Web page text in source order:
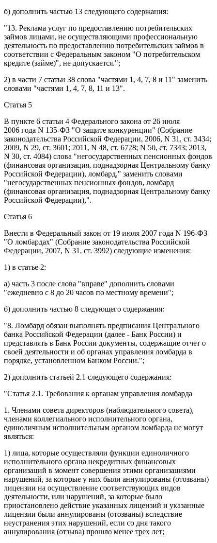
б) дополнить частью 13 следующего содержания:
"13. Реклама услуг по предоставлению потребительских
займов лицами, не осуществляющими профессиональную
деятельность по предоставлению потребительских займов в
соответствии с Федеральным законом "О потребительском
кредите (займе)", не допускается.";
2) в части 7 статьи 38 слова "частями 1, 4, 7, 8 и 11" заменить
словами "частями 1, 4, 7, 8, 11 и 13".
Статья 5
В пункте 6 статьи 4 Федерального закона от 26 июля
2006 года N 135-ФЗ "О защите конкуренции" (Собрание
законодательства Российской Федерации, 2006, N 31, ст. 3434;
2009, N 29, ст. 3601; 2011, N 48, ст. 6728; N 50, ст. 7343; 2013,
N 30, ст. 4084) слова "негосударственных пенсионных фондов
(финансовая организация, поднадзорная Центральному банку
Российской Федерации), ломбард," заменить словами
"негосударственных пенсионных фондов, ломбард
(финансовая организация, поднадзорная Центральному банку
Российской Федерации),".
Статья 6
Внести в Федеральный закон от 19 июля 2007 года N 196-ФЗ
"О ломбардах" (Собрание законодательства Российской
Федерации, 2007, N 31, ст. 3992) следующие изменения:
1) в статье 2:
а) часть 3 после слова "вправе" дополнить словами
"ежедневно с 8 до 20 часов по местному времени";
б) дополнить частью 8 следующего содержания:
"8. Ломбард обязан выполнять предписания Центрального
банка Российской Федерации (далее - Банк России) и
представлять в Банк России документы, содержащие отчет о
своей деятельности и об органах управления ломбарда в
порядке, установленном Банком России.";
2) дополнить статьей 2.1 следующего содержания:
"Статья 2.1. Требования к органам управления ломбарда
1. Членами совета директоров (наблюдательного совета),
членами коллегиального исполнительного органа,
единоличным исполнительным органом ломбарда не могут
являться:
1) лица, которые осуществляли функции единоличного
исполнительного органа некредитных финансовых
организаций в момент совершения этими организациями
нарушений, за которые у них были аннулированы (отозваны)
лицензии на осуществление соответствующих видов
деятельности, или нарушений, за которые было
приостановлено действие указанных лицензий и указанные
лицензии были аннулированы (отозваны) вследствие
неустранения этих нарушений, если со дня такого
аннулирования (отзыва) прошло менее трех лет;